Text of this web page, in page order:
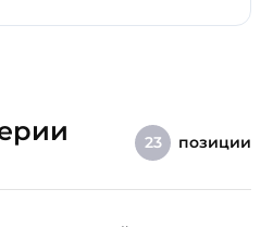
23 позиции